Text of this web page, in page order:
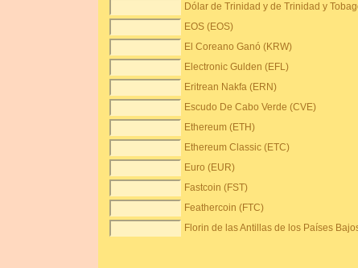
Dólar de Trinidad y de Trinidad y
EOS (EOS)
El Coreano Ganó (KRW)
Electronic Gulden (EFL)
Eritrean Nakfa (ERN)
Escudo De Cabo Verde (CVE)
Ethereum (ETH)
Ethereum Classic (ETC)
Euro (EUR)
Fastcoin (FST)
Feathercoin (FTC)
Florin de las Antillas de los Países